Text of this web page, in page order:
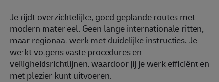
Je rijdt overzichtelijke, goed geplande routes met
modern materieel. Geen lange internationale ritten,
maar regionaal werk met duidelijke instructies. Je
werkt volgens vaste procedures en
veiligheidsrichtlijnen, waardoor jij je werk efficiënt en
met plezier kunt uitvoeren.